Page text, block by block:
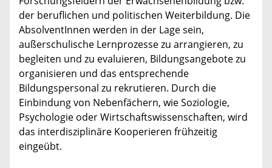
der beruflichen und politischen Weiterbildung. Die
AbsolventInnen werden in der Lage sein,
außerschulische Lernprozesse zu arrangieren, zu
begleiten und zu evaluieren, Bildungsangebote zu
organisieren und das entsprechende
Bildungspersonal zu rekrutieren. Durch die
Einbindung von Nebenfächern, wie Soziologie,
Psychologie oder Wirtschaftswissenschaften, wird
das interdisziplinäre Kooperieren frühzeitig
eingeübt.